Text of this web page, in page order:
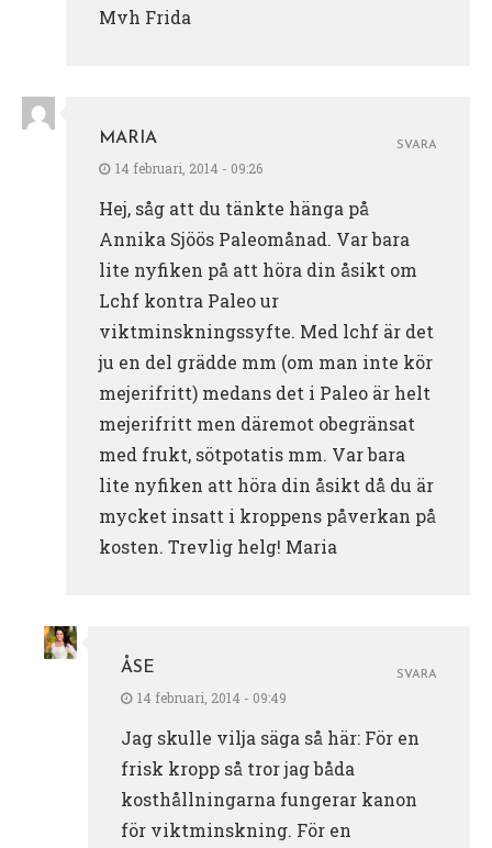
Mvh Frida
MARIA
14 februari, 2014 - 09:26
Hej, såg att du tänkte hänga på
Annika Sjöös Paleomånad. Var bara
lite nyfiken på att höra din åsikt om
Lchf kontra Paleo ur
viktminskningssyfte. Med lchf är det
ju en del grädde mm (om man inte kör
mejerifritt) medans det i Paleo är helt
mejerifritt men däremot obegränsat
med frukt, sötpotatis mm. Var bara
lite nyfiken att höra din åsikt då du är
mycket insatt i kroppens påverkan på
kosten. Trevlig helg! Maria
SVARA
ÅSE
14 februari, 2014 - 09:49
Jag skulle vilja säga så här: För en
frisk kropp så tror jag båda
kosthållningarna fungerar kanon
för viktminskning. För en
SVARA